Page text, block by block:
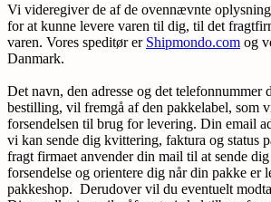
Vi videregiver de af de ovennævnte
for at kunne levere varen til dig, til det
varen. Vores speditør er Shipmondo.com og
Danmark.
Det navn, den adresse og det telefonnummer
bestilling, vil fremgå af den pakkelabel, som
forsendelsen til brug for levering. Din email
vi kan sende dig kvittering, faktura og status
fragt firmaet anvender din mail til at sende dig
forsendelse og orientere dig når din pakke er
pakkeshop. Derudover vil du eventuelt